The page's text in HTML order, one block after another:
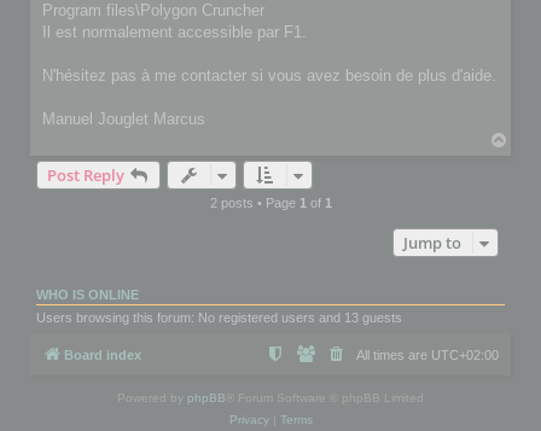
Program files\Polygon Cruncher
Il est normalement accessible par F1.
N'hésitez pas à me contacter si vous avez besoin de plus d'aide.
Manuel Jouglet Marcus
Post Reply
2 posts • Page 1 of 1
Jump to
WHO IS ONLINE
Users browsing this forum: No registered users and 13 guests
Board index All times are UTC+02:00
Powered by phpBB ® Forum Software © phpBB Limited
Privacy| Terms